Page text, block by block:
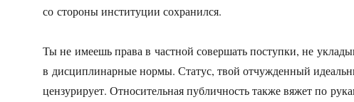
со стороны институции сохранился.
Ты не имеешь права в частной совершать поступки, не
в дисциплинарные нормы. Статус, твой отчужденный
цензурирует. Относительная публичность также вяжет по